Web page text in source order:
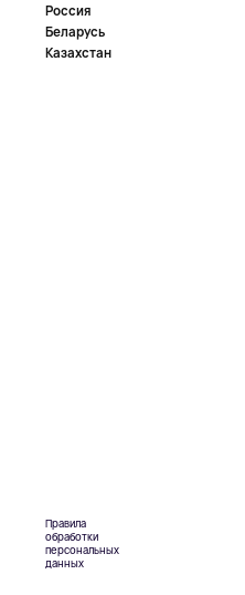
Россия
Беларусь
Казахстан
Правила
обработки
персональных
данных